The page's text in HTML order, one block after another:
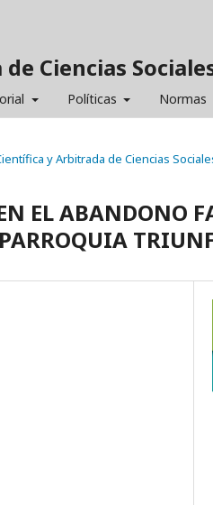
Ciencias
Políticas Normas
y Arbitrada de Ciencias
EL ABANDONO